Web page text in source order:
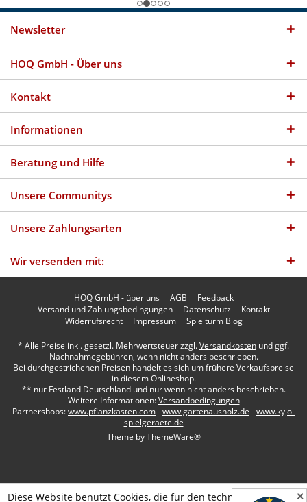
✕
Newsletter
HOQ GmbH - Über uns
Kontakt
Informationen
Beratung und Hilfe
Unsere Communitys
Unsere Zahlungsarten
Wir versenden mit:
HOQ GmbH - über uns AGB
Feedback
Versand und Zahlungsbedingungen
Datenschutz
Kontakt
Widerrufsrecht
Impressum Spielturm Blog
* Alle Preise inkl. gesetzl. Mehrwertsteuer zzgl.Versandkosten und ggf.
Nachnahmegebühren, wenn nicht anders beschrieben.
Bei durchgestrichenen Preisen handelt es sich um frühere Verkaufspreise
in diesem Onlineshop.
** nur Festland Deutschland und nur wenn nicht anders beschrieben.
Weitere Informationen:Versandbedingungen
Partnershops:www.pflanzkasten.com-www.gartenausholz.de -www.kyjo-
spielgeraete.de
Theme byThemeWare®
Diese Website benutzt Cookies, die für den technischen Betrieb